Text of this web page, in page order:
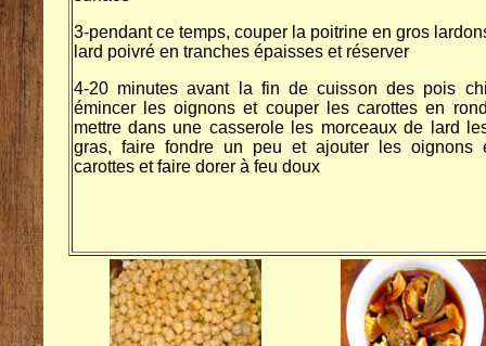
3-pendant ce temps, couper la poitrine en gros
lard poivré en tranches épaisses et réserver
4-20 minutes avant la fin de cuisson des pois
émincer les oignons et couper les carottes en
mettre dans une casserole les morceaux de lard
gras, faire fondre un peu et ajouter les oignons
carottes et faire dorer à feu doux